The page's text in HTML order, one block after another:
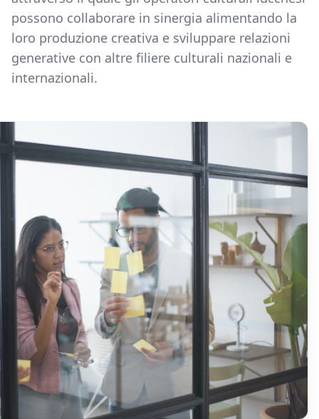
possono collaborare in sinergia alimentando la
loro produzione creativa e sviluppare relazioni
generative con altre filiere culturali nazionali e
internazionali.